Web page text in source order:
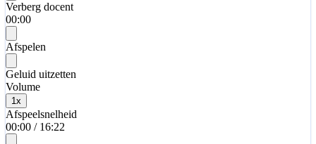
Verberg docent
00:00
Afspelen
Geluid uitzetten
Volume
1x
Afspeelsnelheid
00:00 / 16:22